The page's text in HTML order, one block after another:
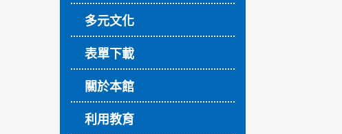
多元文化
表單下載
關於本館
利用教育